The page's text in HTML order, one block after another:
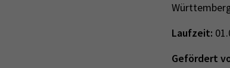
Laufzeit:
Gefördert